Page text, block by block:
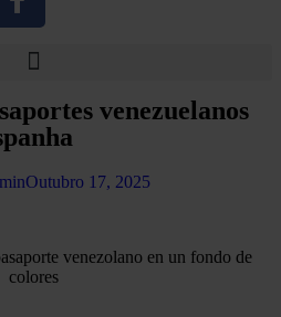
venezuelanos
Outubro 17, 2025